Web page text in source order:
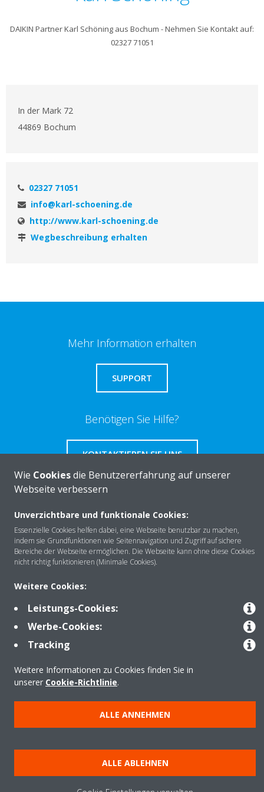
DAIKIN Partner Karl Schöning aus Bochum - Nehmen Sie Kontakt auf:
02327 71051
In der Mark 72
44869 Bochum
02327 71051
info@karl-schoening.de
http://www.karl-schoening.de
Wegbeschreibung erhalten
Mehr Information erhalten
SUPPORT
Benötigen Sie Hilfe?
KONTAKTIEREN SIE UNS
Über DAIKIN
Anwendungsbereiche
Kontakt
Copyright © Daikin
Wie Cookiesdie Benutzererfahrung auf unserer
Webseite verbessern
Unverzichtbare und funktionale Cookies:
Essenzielle Cookies helfen dabei, eine Webseite benutzbar zu machen,
indem sie Grundfunktionen wie Seitennavigation und Zugriff auf sichere
Bereiche der Webseite ermöglichen. Die Webseite kann ohne diese Cookies
nicht richtig funktionieren (Minimale Cookies).
Weitere Cookies:
Leistungs-Cookies:
Werbe-Cookies:
Tracking
Weitere Informationen zu Cookies finden Sie in
unserer Cookie-Richtlinie.
ALLE ANNEHMEN
ALLE ABLEHNEN